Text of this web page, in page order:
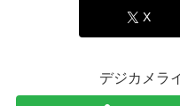
X
デジカメラ